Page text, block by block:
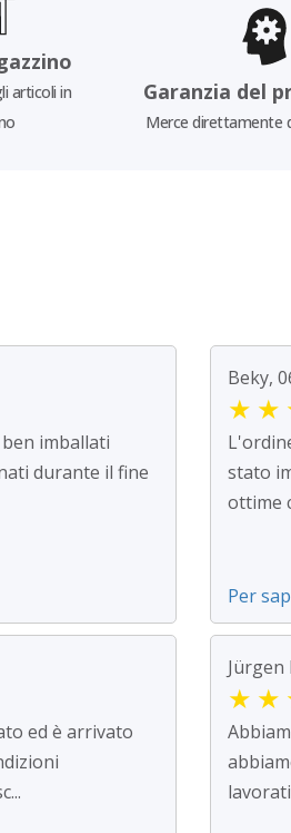
articoli in
Garanzia del
Merce direttamente
imballati
durante il fine
Beky,
★ ★
stato
ottime
Per
ed è arrivato
Jürgen
★ ★